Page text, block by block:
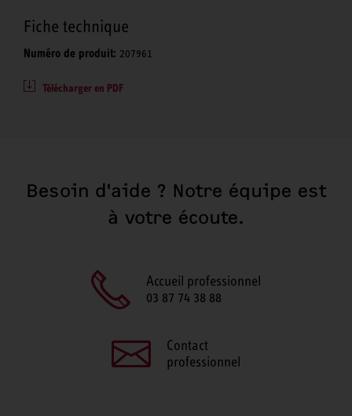
Fiche technique
Numéro de produit: 207961
Télécharger en PDF
Besoin d'aide ? Notre équipe est
à votre écoute.
Accueil professionnel
03 87 74 38 88
Contact
professionnel